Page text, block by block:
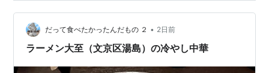
だって食べたかったんだもの ２ • 2日前
ラーメン大至（文京区湯島）の冷やし中華